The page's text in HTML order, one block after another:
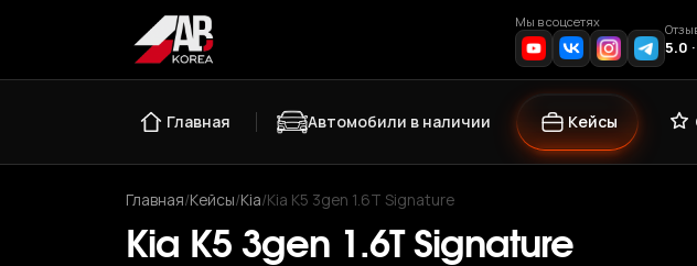
Мы в соцсетях
5.0
Главная Автомобили в наличии Кейсы
Главная/Кейсы/Kia/Kia K5 3gen 1.6T Signature
Kia K5 3gen 1.6T Signature